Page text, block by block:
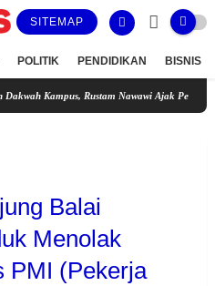
SITEMAP
POLITIK PENDIDIKAN BISNIS
Rustam Nawawi Ajak Pengurus KORDA
Balai
Menolak
PMI (Pekerja